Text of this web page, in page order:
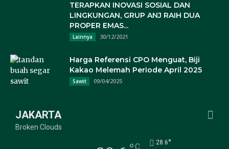
TERAPKAN INOVASI SOSIAL DAN
LINGKUNGAN, GRUP ANJ RAIH DUA
PROPER EMAS...
Lainnya 30/12/2021
Harga Referensi CPO Menguat, Biji
Kakao Melemah Periode April 2025
Sawit 09/04/2025
JAKARTA
Broken Clouds
C 28.6°